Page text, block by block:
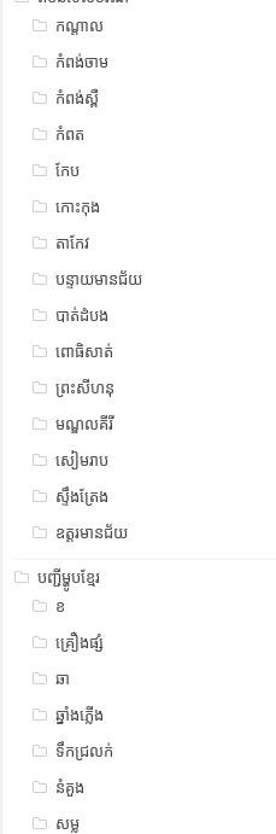
កណ្តាល
កំពង់ចាម
កំពង់ស្ពឺ
កំពត
កែប
កោះកុង
តាកែវ
បន្ទាយមានជ័យ
បាត់ដំបង
ពោធិសាត់
ព្រះសីហនុ
មណ្ឌលគីរី
សៀមរាប
ស្ទឹង​​ត្រែង
ឧត្ដរមានជ័យ
បញ្ជីម្ហូបខ្មែរ
ខ
គ្រឿងផ្សំ
ឆា
ឆ្នាំងភ្លើង
ទឹកជ្រលក់
នំគួង
សម្ល